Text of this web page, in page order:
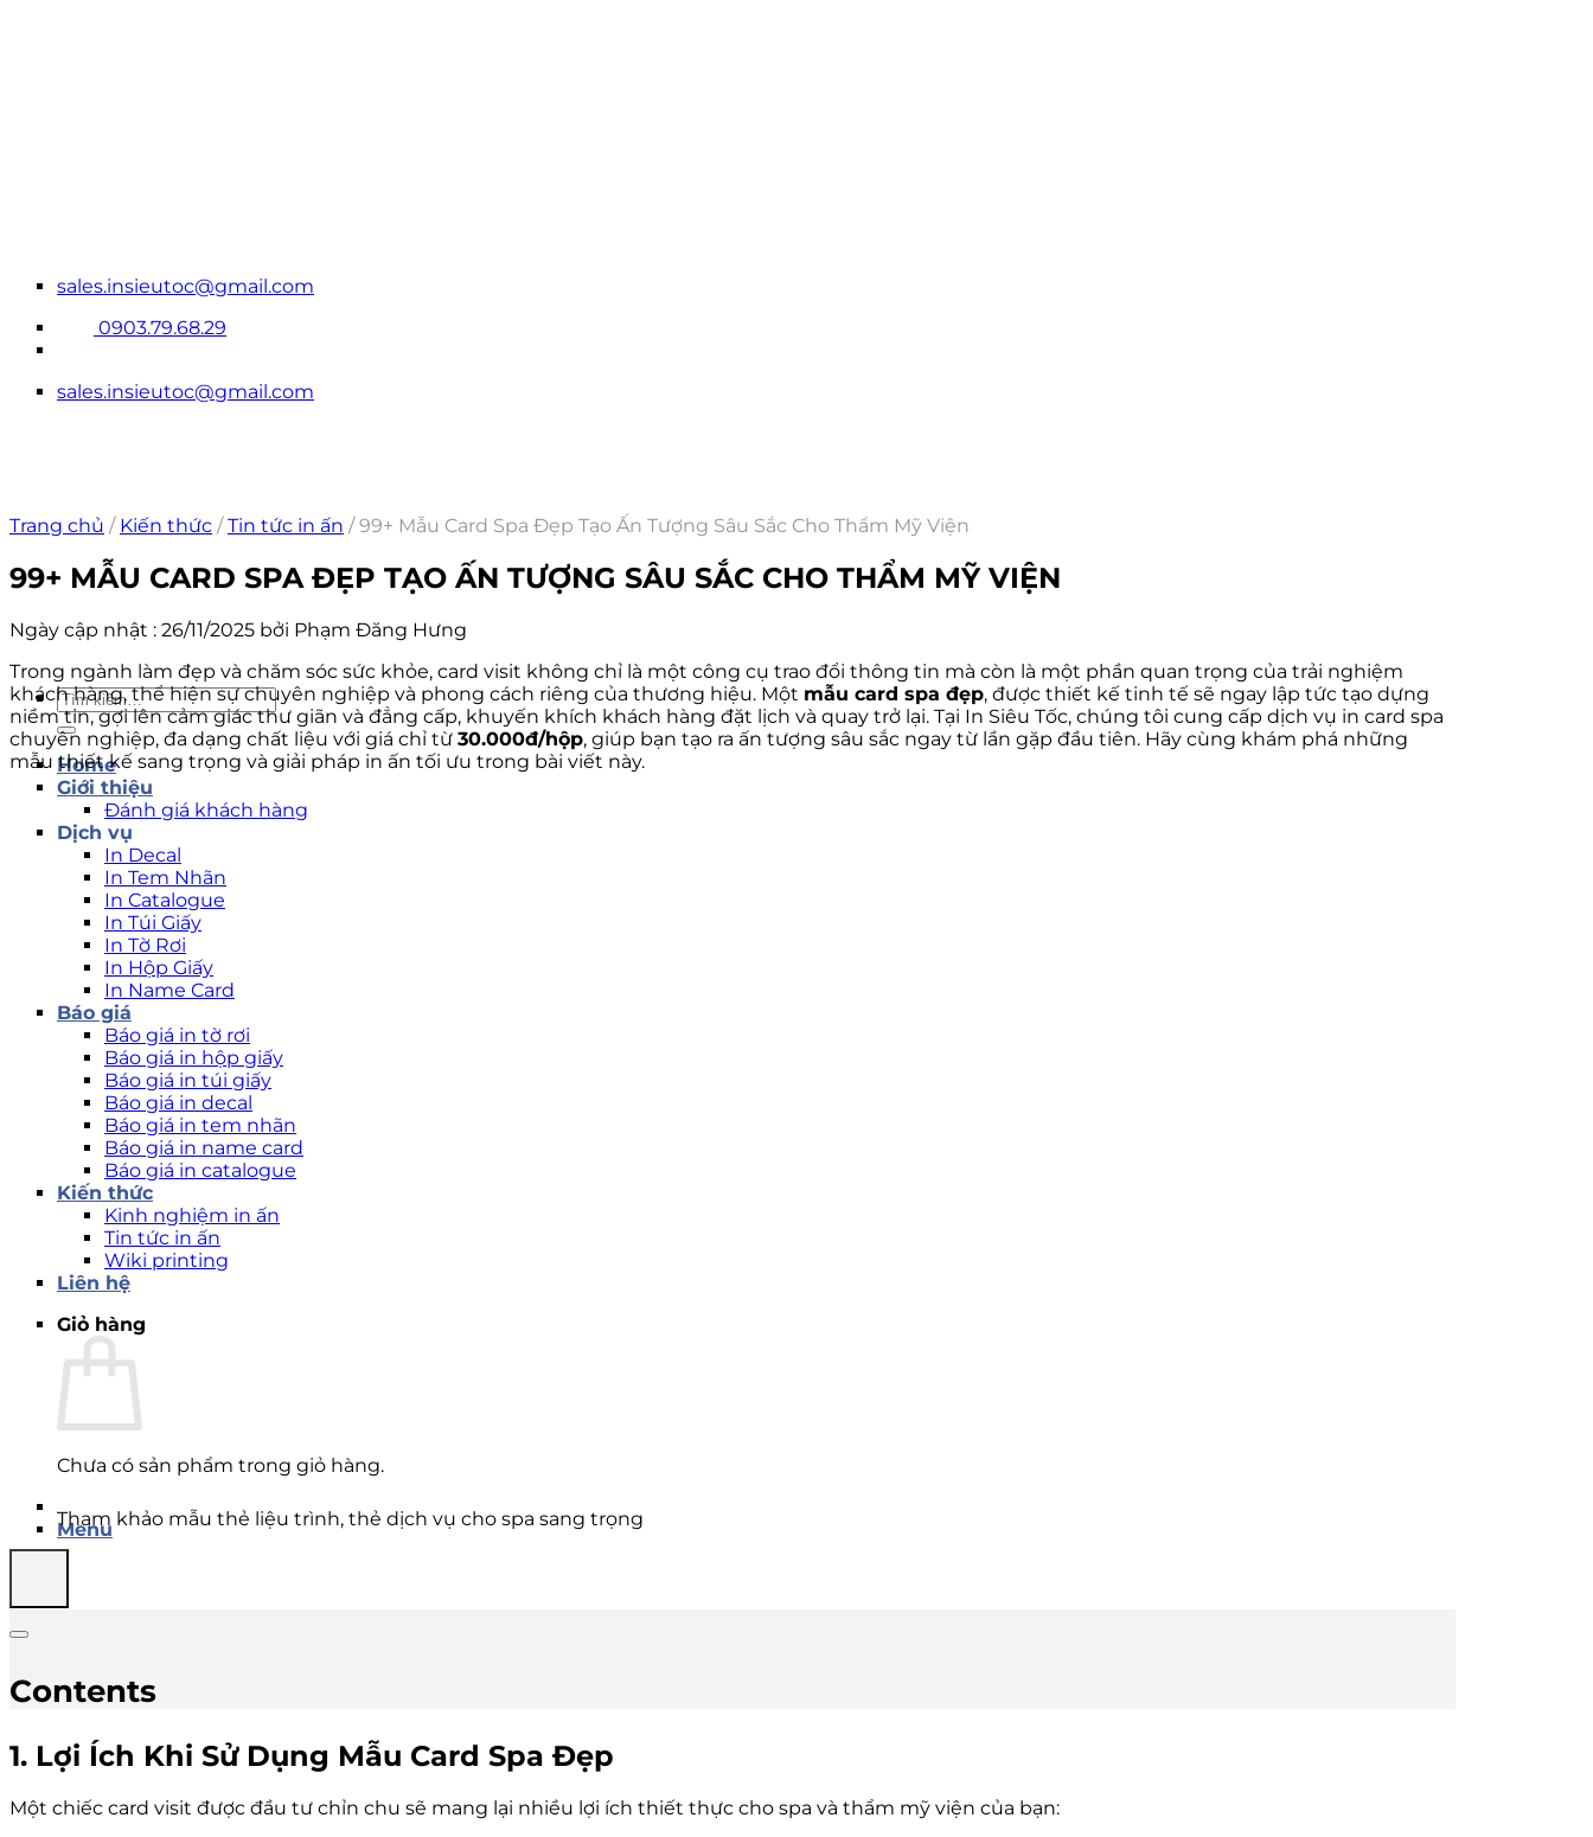
sales.insieutoc@gmail.com
0903.79.68.29
sales.insieutoc@gmail.com
Tìm
kiếm:
Home
Giới thiệu
Đánh giá khách hàng
Dịch vụ
In Decal
In Tem Nhãn
In Catalogue
In Túi Giấy
In Tờ Rơi
In Hộp Giấy
In Name Card
Báo giá
Báo giá in tờ rơi
Báo giá in hộp giấy
Báo giá in túi giấy
Báo giá in decal
Báo giá in tem nhãn
Báo giá in name card
Báo giá in catalogue
Kiến thức
Kinh nghiệm in ấn
Tin tức in ấn
Wiki printing
Liên hệ
Giỏ hàng
Chưa có sản phẩm trong giỏ hàng.
Menu
Trang chủ / Kiến thức /Tin tức in ấn /99+ Mẫu Card Spa Đẹp Tạo Ấn Tượng Sâu Sắc Cho Thẩm Mỹ Viện
99+ MẪU CARD SPA ĐẸP TẠO ẤN TƯỢNG SÂU SẮC CHO THẨM MỸ VIỆN
Ngày cập nhật : 26/11/2025 bởi Phạm Đăng Hưng
Trong ngành làm đẹp và chăm sóc sức khỏe, card visit không chỉ là một công cụ trao đổi thông tin mà còn là một phần quan trọng của trải nghiệm
khách hàng, thể hiện sự chuyên nghiệp và phong cách riêng của thương hiệu. Một mẫu card spa đẹp, được thiết kế tinh tế sẽ ngay lập tức tạo dựng
niềm tin, gợi lên cảm giác thư giãn và đẳng cấp, khuyến khích khách hàng đặt lịch và quay trở lại. Tại In Siêu Tốc, chúng tôi cung cấp dịch vụ in card spa
chuyên nghiệp, đa dạng chất liệu với giá chỉ từ 30.000đ/hộp, giúp bạn tạo ra ấn tượng sâu sắc ngay từ lần gặp đầu tiên. Hãy cùng khám phá những
mẫu thiết kế sang trọng và giải pháp in ấn tối ưu trong bài viết này.
Tham khảo mẫu thẻ liệu trình, thẻ dịch vụ cho spa sang trọng
Contents
1. Lợi Ích Khi Sử Dụng Mẫu Card Spa Đẹp
Một chiếc card visit được đầu tư chỉn chu sẽ mang lại nhiều lợi ích thiết thực cho spa và thẩm mỹ viện của bạn: